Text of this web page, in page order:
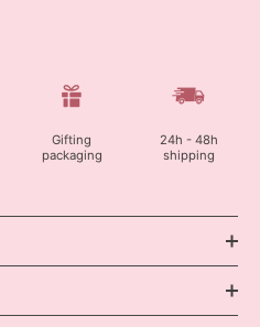
Gifting
packaging
24h - 48h
shipping